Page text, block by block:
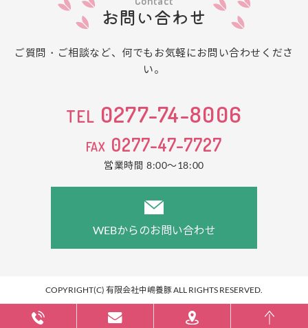
お問い合わせ
ご質問・ご相談など、何でもお気軽にお問い合わせくださ
い。
TEL 0277-74-8006
FAX 0277-47-7727
営業時間 8:00～18:00
WEBからのお問い合わせ
COPYRIGHT(C) 有限会社中嶋養豚 ALL RIGHTS RESERVED.